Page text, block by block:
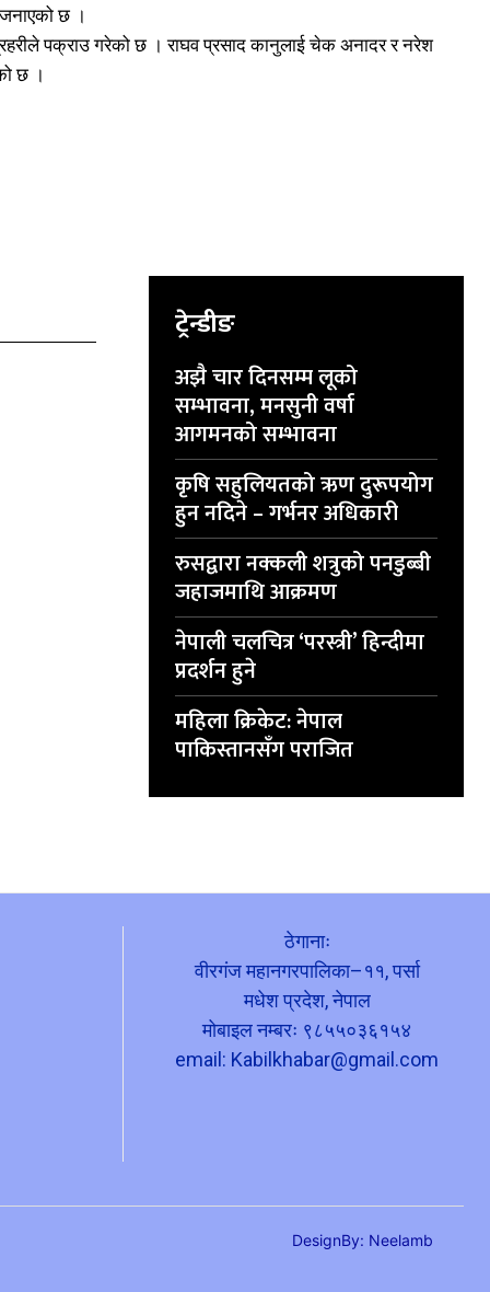
जनाएको छ ।
पक्राउ गरेको छ । राघव प्रसाद कानुलाई चेक अनादर र नरेश
छ ।
ट्रेन्डीङ
अझै चार दिनसम्म लूको
सम्भावना, मनसुनी वर्षा
आगमनको सम्भावना
कृषि सहुलियतको ऋण दुरूपयोग
हुन नदिने – गर्भनर अधिकारी
रुसद्वारा नक्कली शत्रुको पनडुब्बी
जहाजमाथि आक्रमण
नेपाली चलचित्र ‘परस्त्री’ हिन्दीमा
प्रदर्शन हुने
महिला क्रिकेट: नेपाल
पाकिस्तानसँग पराजित
ठेगानाः
वीरगंज महानगरपालिका–११, पर्सा
मधेश प्रदेश, नेपाल
मोबाइल नम्बरः ९८५५०३६१५४
email: Kabilkhabar@gmail.com
DesignBy: Neelamb